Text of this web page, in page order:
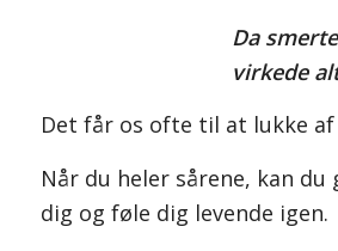
Da
virkede
Det får os ofte til at lukke
Når du heler sårene, kan du
dig og føle dig levende igen.